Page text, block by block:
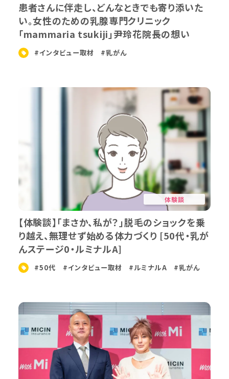
患者さんに伴走し、どんなときでも寄り添いた
い。女性のための乳腺専門クリニック
「mammaria tsukiji」尹玲花院長の想い
#インタビュー取材 #乳がん
体験談
【体験談】「まさか、私が？」脱毛のショックを乗
り越え、無理せず始める体力づくり [50代・乳が
んステージ0・ルミナルA]
#50代 #インタビュー取材 #ルミナルA #乳がん